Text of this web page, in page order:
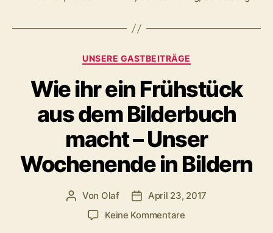
Kategorien
UNSERE GASTBEITRÄGE
Wie ihr ein Frühstück
aus dem Bilderbuch
macht – Unser
Wochenende in Bildern
Beitragsautor
Von Olaf Veröffentlichungsdatum
April 23, 2017
Keine Kommentarezu